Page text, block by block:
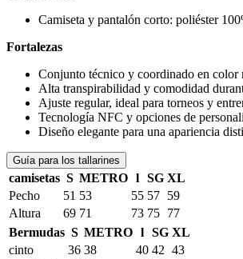
Camiseta y pantalón corto: poliéster
Fortalezas
Conjunto técnico y coordinado en color
Alta transpirabilidad y comodidad
Ajuste regular, ideal para torneos y
Tecnología NFC y opciones de
Diseño elegante para una apariencia
Guía para los tallarines
camisetas S METRO l SG XL
Pecho
51 53 55 57 59
Altura
69 71 73 75 77
Bermudas S METRO l SG XL
cinto
36 38 40 42 43